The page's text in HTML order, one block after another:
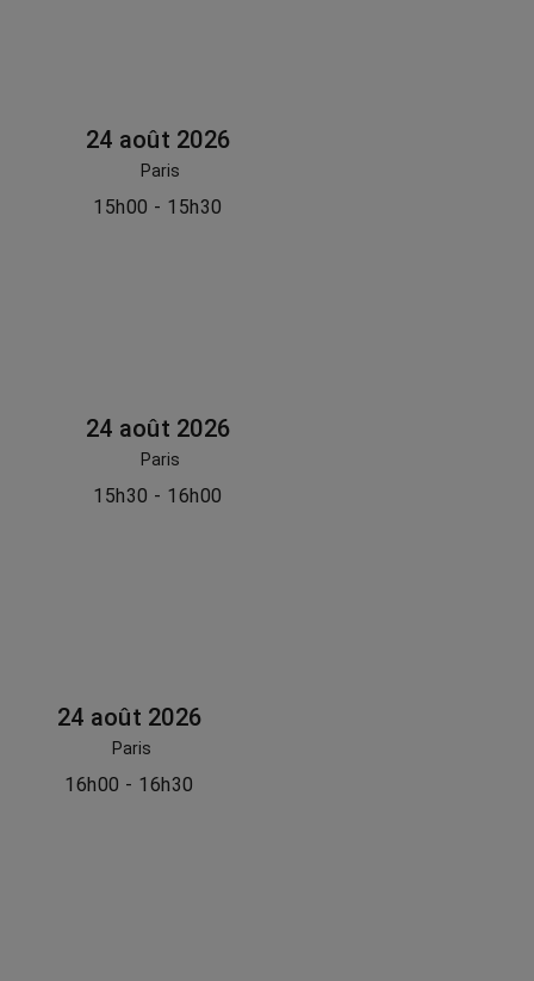
24 août 2026
Paris
15h00 - 15h30
24 août 2026
Paris
15h30 - 16h00
24 août 2026
Paris
16h00 - 16h30